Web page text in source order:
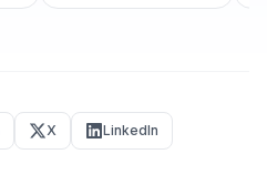
X LinkedIn